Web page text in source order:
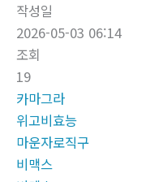
작성일
2026-05-03 06:14
조회
19
카마그라
위고비효능
마운자로직구
비맥스